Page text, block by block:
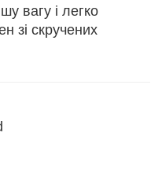
вагу і легко
зі скручених